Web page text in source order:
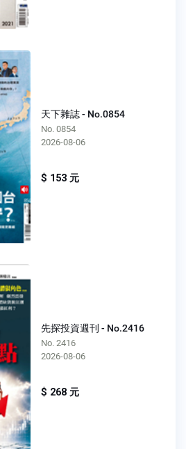
天下雜誌 - No.0854
No. 0854
2026-08-06
$ 153 元
先探投資週刊 - No.2416
No. 2416
2026-08-06
$ 268 元